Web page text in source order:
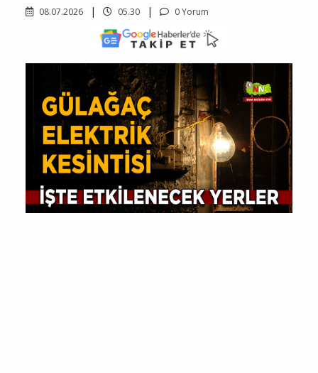
08.07.2026 05.30 0 Yorum